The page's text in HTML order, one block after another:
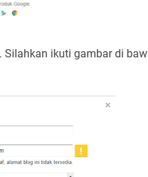
ikuti gambar di